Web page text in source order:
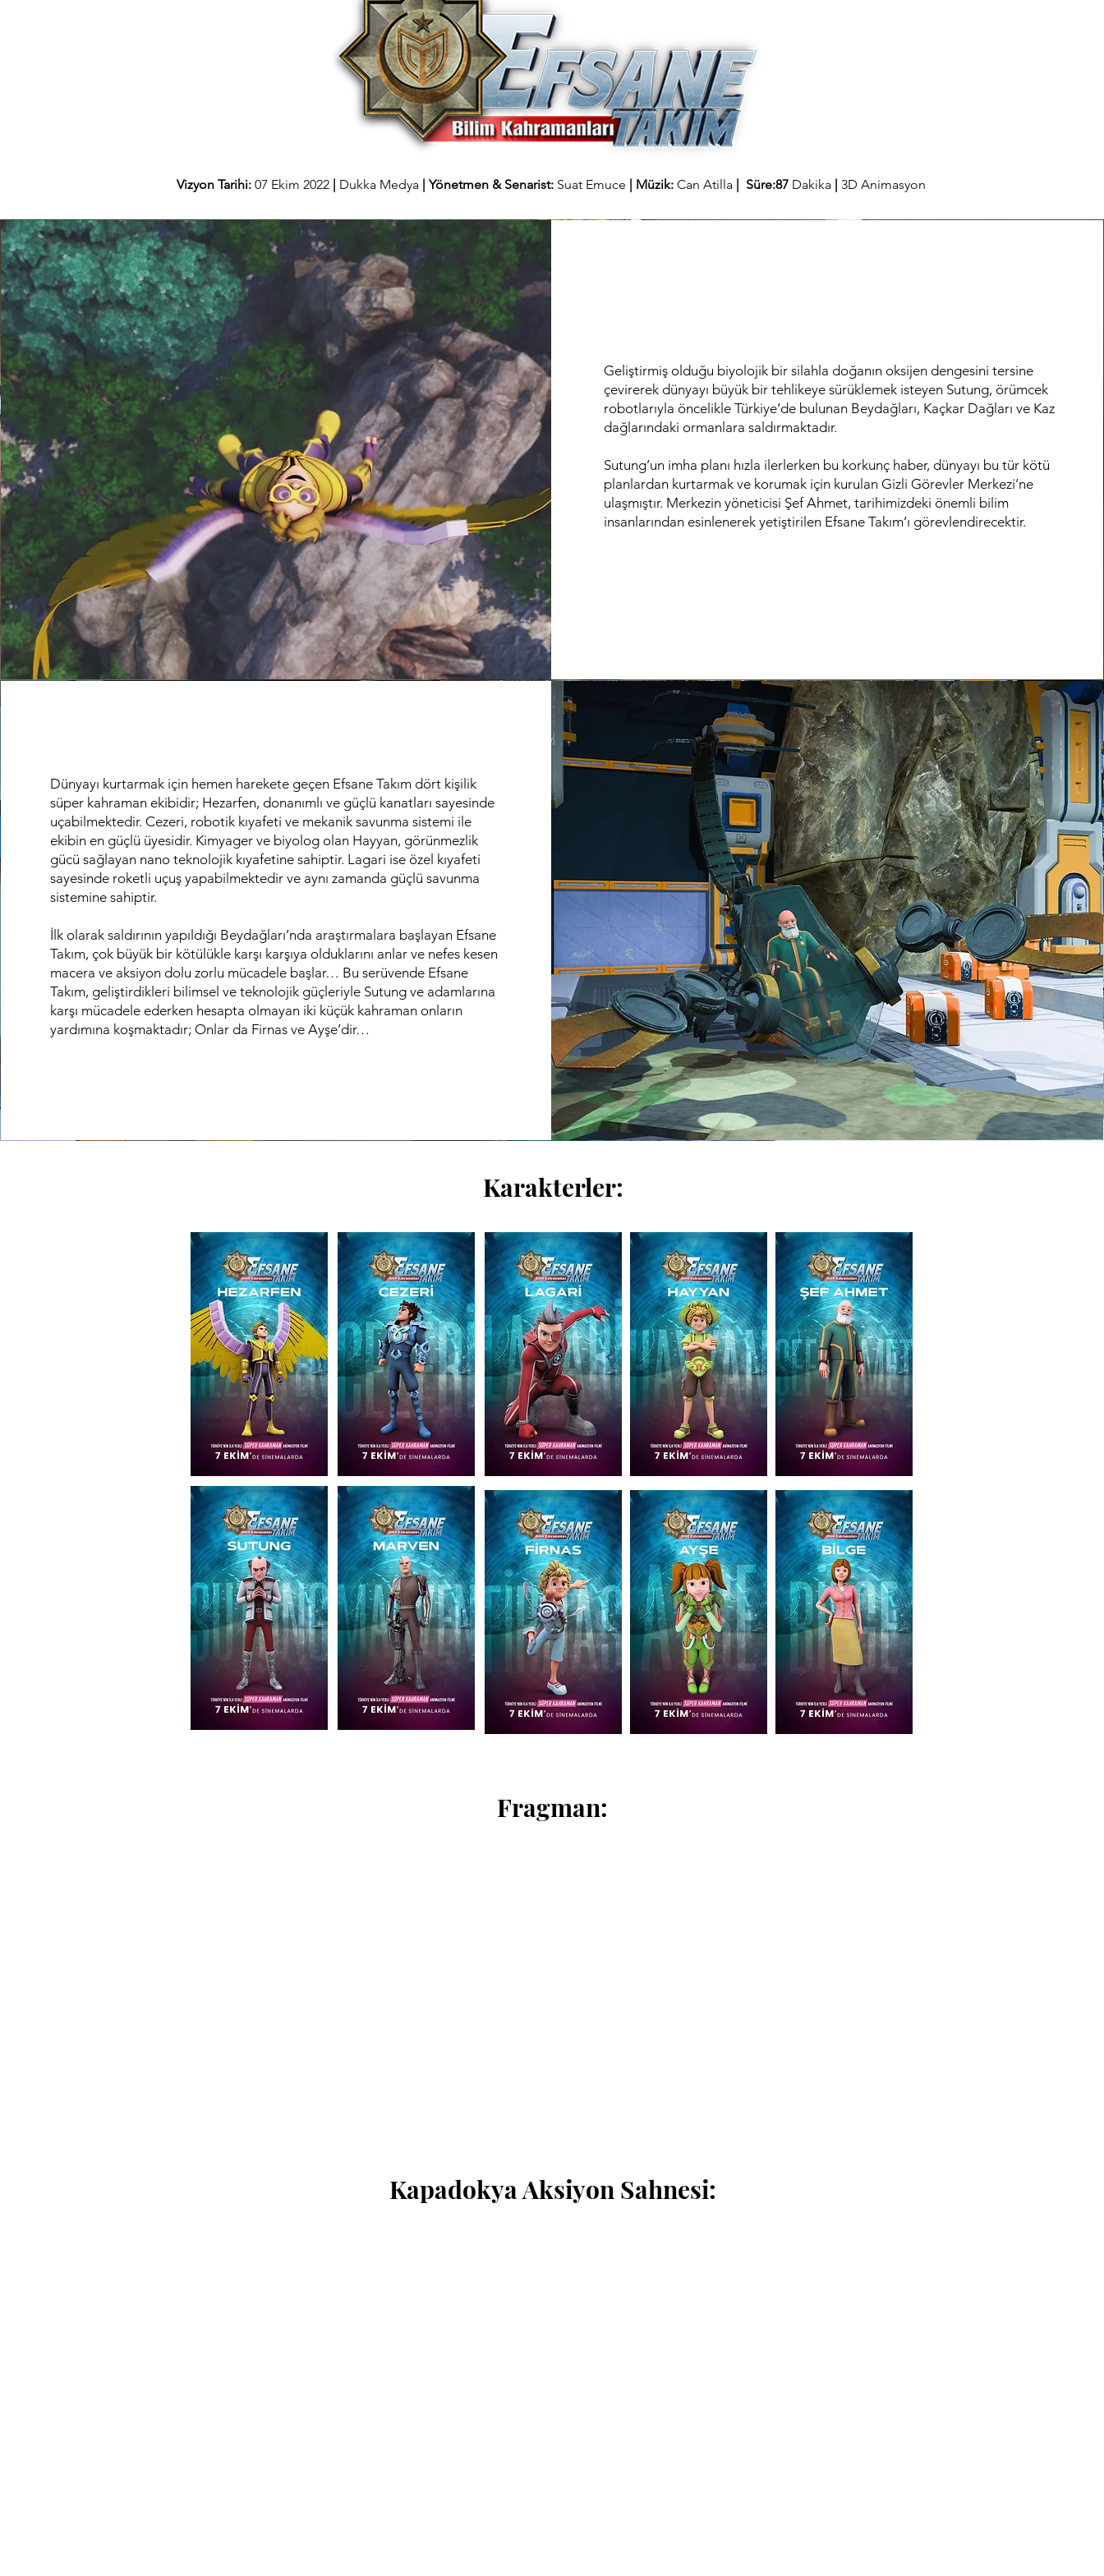
Vizyon Tarihi: 07 Ekim 2022 | Dukka Medya | Yönetmen & Senarist: Suat Emuce | Müzik: Can Atilla | Süre:87 Dakika | 3D Animasyon
Geliştirmiş olduğu biyolojik bir silahla doğanın oksijen dengesini tersine
çevirerek dünyayı büyük bir tehlikeye sürüklemek isteyen Sutung, örümcek
robotlarıyla öncelikle Türkiye’de bulunan Beydağları, Kaçkar Dağları ve Kaz
dağlarındaki ormanlara saldırmaktadır.
Sutung’un imha planı hızla ilerlerken bu korkunç haber, dünyayı bu tür kötü
planlardan kurtarmak ve korumak için kurulan Gizli Görevler Merkezi’ne
ulaşmıştır. Merkezin yöneticisi Şef Ahmet, tarihimizdeki önemli bilim
insanlarından esinlenerek yetiştirilen Efsane Takım’ı görevlendirecektir.
Dünyayı kurtarmak için hemen harekete geçen Efsane Takım dört kişilik
süper kahraman ekibidir; Hezarfen, donanımlı ve güçlü kanatları sayesinde
uçabilmektedir. Cezeri, robotik kıyafeti ve mekanik savunma sistemi ile
ekibin en güçlü üyesidir. Kimyager ve biyolog olan Hayyan, görünmezlik
gücü sağlayan nano teknolojik kıyafetine sahiptir. Lagari ise özel kıyafeti
sayesinde roketli uçuş yapabilmektedir ve aynı zamanda güçlü savunma
sistemine sahiptir.
İlk olarak saldırının yapıldığı Beydağları’nda araştırmalara başlayan Efsane
Takım, çok büyük bir kötülükle karşı karşıya olduklarını anlar ve nefes kesen
macera ve aksiyon dolu zorlu mücadele başlar… Bu serüvende Efsane
Takım, geliştirdikleri bilimsel ve teknolojik güçleriyle Sutung ve adamlarına
karşı mücadele ederken hesapta olmayan iki küçük kahraman onların
yardımına koşmaktadır; Onlar da Firnas ve Ayşe’dir…
Karakterler:
Fragman:
Kapadokya Aksiyon Sahnesi: